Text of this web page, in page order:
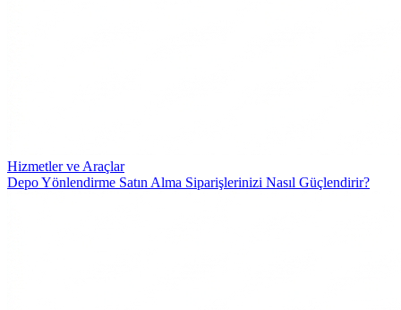
Hizmetler ve Araçlar
Depo Yönlendirme Satın Alma Siparişlerinizi Nasıl Güçlendirir?